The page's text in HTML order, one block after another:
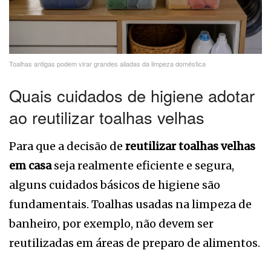
Toalhas antigas podem virar grandes aliadas da limpeza doméstica
Quais cuidados de higiene adotar
ao reutilizar toalhas velhas
Para que a decisão de reutilizar toalhas velhas
em casaseja realmente eficiente e segura,
alguns cuidados básicos de higiene são
fundamentais. Toalhas usadas na limpeza de
banheiro, por exemplo, não devem ser
reutilizadas em áreas de preparo de alimentos.